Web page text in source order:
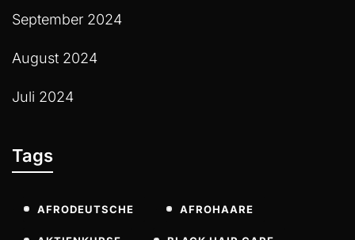
September 2024
August 2024
Juli 2024
Tags
AFRODEUTSCHE AFROHAARE